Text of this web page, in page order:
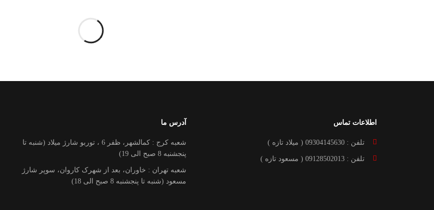
اطلاعات تماس
تلفن : 09304145630 ( میلاد تازه )
تلفن : 09128502013 ( مسعود تازه )
آدرس ما
شعبه کرج : کمالشهر، ظفر 6 ، توربو شارژ میلاد (شنبه تا
پنجشنبه 8 صبح الی 19)
شعبه تهران : خاوران، بعد از شهرک کاروان، سوپر شارژ
مسعود (شنبه تا پنجشنبه 8 صبح الی 18)